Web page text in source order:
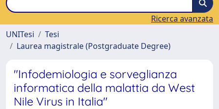
Ricerca avanzata
UNITesi
Tesi
Laurea magistrale (Postgraduate Degree)
"Infodemiologia e sorveglianza
informatica della malattia da West
Nile Virus in Italia"